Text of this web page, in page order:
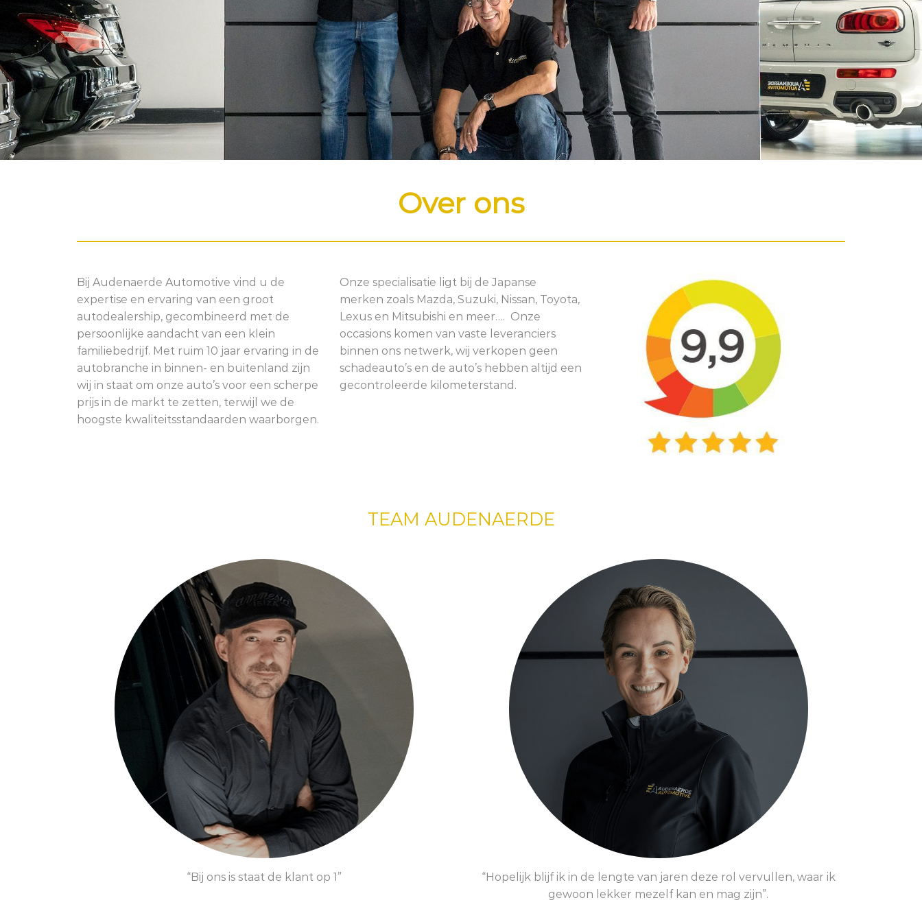
Over ons
Bij Audenaerde Automotive vind u de
expertise en ervaring van een groot
autodealership, gecombineerd met de
persoonlijke aandacht van een klein
familiebedrijf. Met ruim 10 jaar ervaring in de
autobranche in binnen- en buitenland zijn
wij in staat om onze auto’s voor een scherpe
prijs in de markt te zetten, terwijl we de
hoogste kwaliteitsstandaarden waarborgen.
Onze specialisatie ligt bij de Japanse
merken zoals Mazda, Suzuki, Nissan, Toyota,
Lexus en Mitsubishi en meer…. Onze
occasions komen van vaste leveranciers
binnen ons netwerk, wij verkopen geen
schadeauto’s en de auto’s hebben altijd een
gecontroleerde kilometerstand.
TEAM AUDENAERDE
ROBBERT AUDENAERDE
EIGENAAR
“Bij ons is staat de klant op 1”
BIRGIT VAN DEN BORN
PERSONAL ASSISTENT
“Hopelijk blijf ik in de lengte van jaren deze rol vervullen, waar ik
gewoon lekker mezelf kan en mag zijn”.